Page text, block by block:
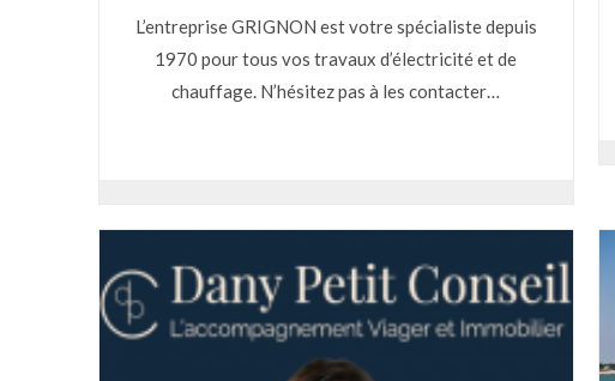
L’entreprise GRIGNON est votre spécialiste depuis
1970 pour tous vos travaux d’électricité et de
chauffage. N’hésitez pas à les contacter…